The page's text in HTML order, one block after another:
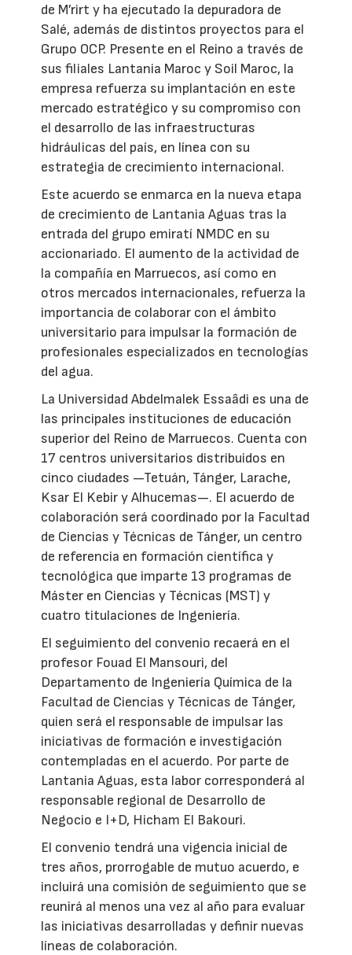
de M’rirt y ha ejecutado la depuradora de
Salé, además de distintos proyectos para el
Grupo OCP. Presente en el Reino a través de
sus filiales Lantania Maroc y Soil Maroc, la
empresa refuerza su implantación en este
mercado estratégico y su compromiso con
el desarrollo de las infraestructuras
hidráulicas del país, en línea con su
estrategia de crecimiento internacional.
Este acuerdo se enmarca en la nueva etapa
de crecimiento de Lantania Aguas tras la
entrada del grupo emiratí NMDC en su
accionariado. El aumento de la actividad de
la compañía en Marruecos, así como en
otros mercados internacionales, refuerza la
importancia de colaborar con el ámbito
universitario para impulsar la formación de
profesionales especializados en tecnologías
del agua.
La Universidad Abdelmalek Essaâdi es una de
las principales instituciones de educación
superior del Reino de Marruecos. Cuenta con
17 centros universitarios distribuidos en
cinco ciudades —Tetuán, Tánger, Larache,
Ksar El Kebir y Alhucemas—. El acuerdo de
colaboración será coordinado por la Facultad
de Ciencias y Técnicas de Tánger, un centro
de referencia en formación científica y
tecnológica que imparte 13 programas de
Máster en Ciencias y Técnicas (MST) y
cuatro titulaciones de Ingeniería.
El seguimiento del convenio recaerá en el
profesor Fouad El Mansouri, del
Departamento de Ingeniería Química de la
Facultad de Ciencias y Técnicas de Tánger,
quien será el responsable de impulsar las
iniciativas de formación e investigación
contempladas en el acuerdo. Por parte de
Lantania Aguas, esta labor corresponderá al
responsable regional de Desarrollo de
Negocio e I+D, Hicham El Bakouri.
El convenio tendrá una vigencia inicial de
tres años, prorrogable de mutuo acuerdo, e
incluirá una comisión de seguimiento que se
reunirá al menos una vez al año para evaluar
las iniciativas desarrolladas y definir nuevas
líneas de colaboración.